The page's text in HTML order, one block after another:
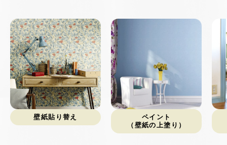
壁紙貼り替え
ペイント
（壁紙の上塗り）